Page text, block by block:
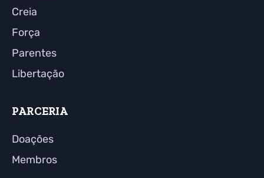
Creia
Força
Parentes
Libertação
PARCERIA
Doações
Membros